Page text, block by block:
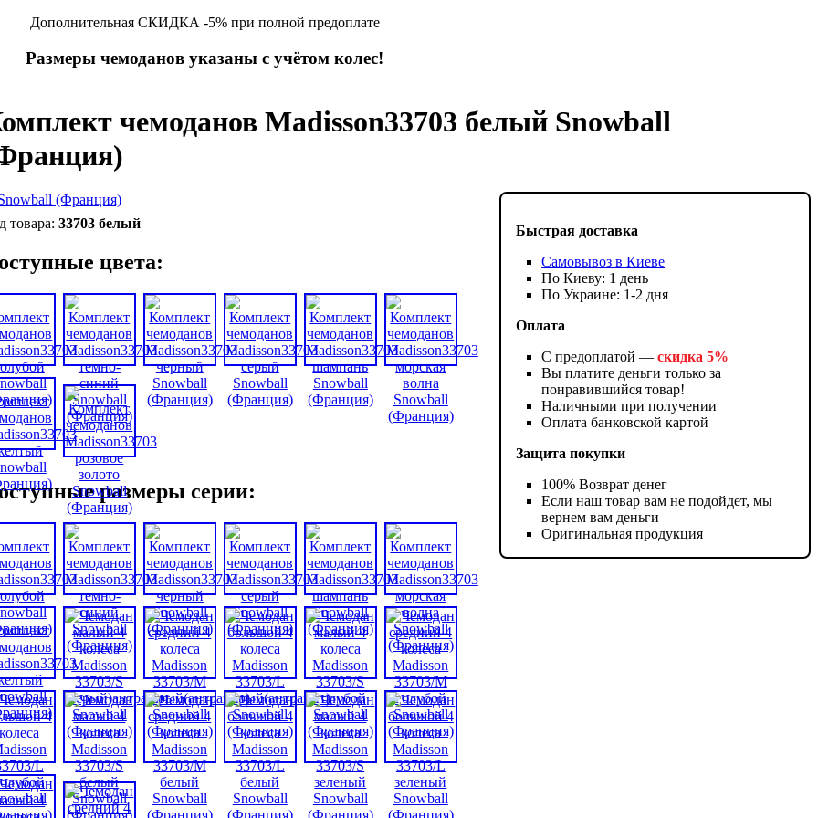
Дополнительная СКИДКА -5% при полной предоплате
Размеры чемоданов указаны с учётом колес!
чемоданов Madisson33703 белый Snowball
Быстрая доставка
Самовывоз в Киеве
По Киеву: 1 день
По Украине: 1-2 дня
Оплата
С предоплатой —скидка 5%
Вы платите деньги только за
понравившийся товар!
Наличными при получении
Оплата банковской картой
Защита покупки
100% Возврат денег
Если наш товар вам не подойдет, мы
вернем вам деньги
Оригинальная продукция
33703 белый
цвета:
размеры серии: